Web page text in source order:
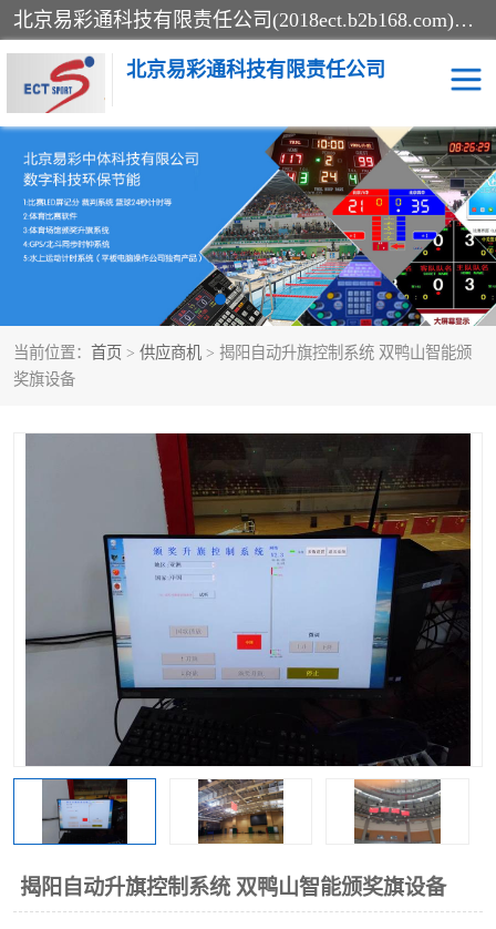
北京易彩通科技有限责任公司(2018ect.b2b168.com)主要提供陕西计时记分系统，全国统一热线：15611947915.北京易彩通科技有限责任公司有一支长期从事智能控制系统研发的高素质的队伍，具有嵌入式系统，视频系统、通信系统、网络系统，体育计时系统的知识和技能。强力打造体育比赛计时计分系统、智能升降旗系统、标准时钟系统、赛事编排及信息发布系统，为用户提供较新的，较廉价的，应用解决方案。
北京易彩通科技有限责任公司
当前位置： 首页 > 供应商机 > 揭阳自动升旗控制系统 双鸭山智能颁
奖旗设备
揭阳自动升旗控制系统 双鸭山智能颁奖旗设备
记分系统 游泳计时系统
智能颁奖旗系统 GPS同步时钟系统
计时计分及成绩处理系统 计时记分系统
体育场馆影像采集回放系 游泳馆水下摄影采集救生